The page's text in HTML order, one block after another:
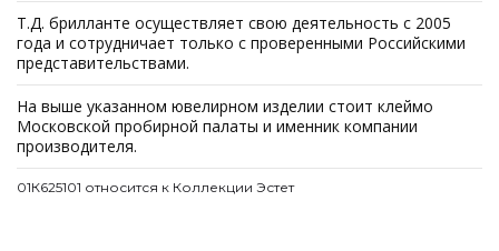
Т.Д. брилланте осуществляет свою деятельность с 2005
года и сотрудничает только с проверенными Российскими
представительствами.
На выше указанном ювелирном изделии стоит клеймо
Московской пробирной палаты и именник компании
производителя.
01К625101 относится к Коллекции Эстет